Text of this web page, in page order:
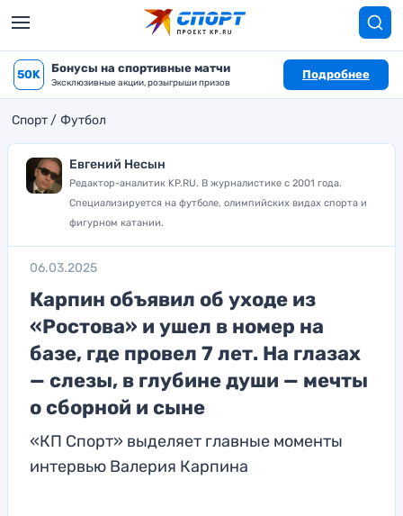
50K Бонусы на спортивные матчи
Эксклюзивные акции, розыгрыши призов
Подробнее
Спорт Футбол
Евгений Несын
Редактор-аналитик KP.RU. В журналистике с 2001 года.
Специализируется на футболе, олимпийских видах спорта и
фигурном катании.
06.03.2025
Карпин объявил об уходе из
«Ростова» и ушел в номер на
базе, где провел 7 лет. На глазах
— слезы, в глубине души — мечты
о сборной и сыне
«КП Спорт» выделяет главные моменты
интервью Валерия Карпина